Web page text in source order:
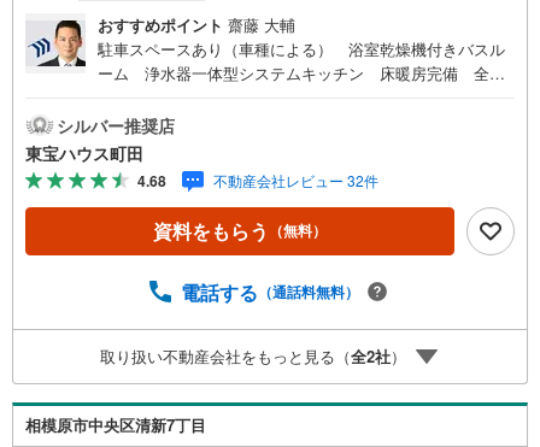
おすすめポイント 齋藤 大輔
駐車スペースあり（車種による） 浴室乾燥機付きバスル
ーム 浄水器一体型システムキッチン 床暖房完備 全窓
はまず、お客様一人一人を知り、理解することから始めま
す。お客様のお話をきちんとお聞きし、しっかり話し合う
「心」のコミュニケーションが大切になります。だからこ
そ、それぞれのお客様にベストな「住まい」をご提案をす
ることができるのです。インターネット予約で当日見学が
可能！（1）［室内・現地を見学する］をクリック（2）本
時をご記入ください！【主要不動産流通各社の2025年度中
す】※住宅新報よりたくさんのお客様からのお言葉に感謝し
てこれからも楽しく素敵なお家探しをお約束します。お家
探しを始めてみようと思われたらまずは、お気軽に東宝ハ
ウス町田に相談してみませんか？スタッフ一同お客様のお
問合せをお待ちしております。
シルバー推奨店
東宝ハウス町田
4.68 不動産会社レビュー 32件
資料をもらう （無料）
電話する （通話料無料）
取り扱い不動産会社をもっと見る（全2社）
相模原市中央区清新7丁目